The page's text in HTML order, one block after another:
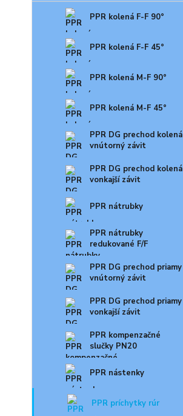
PPR kolená F-F 90°
PPR kolená F-F 45°
PPR kolená M-F 90°
PPR kolená M-F 45°
PPR DG prechod kolená
vnútorný závit
PPR DG prechod kolená
vonkajší závit
PPR nátrubky
PPR nátrubky
redukované F/F
PPR DG prechod priamy
vnútorný závit
PPR DG prechod priamy
vonkajší závit
PPR kompenzačné
slučky PN20
PPR nástenky
PPR príchytky rúr